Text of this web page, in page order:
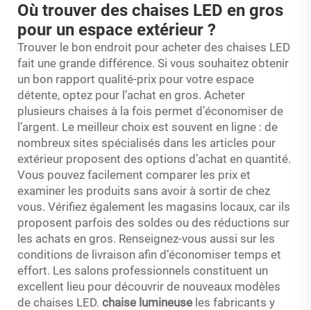
Où trouver des chaises LED en gros
pour un espace extérieur ?
Trouver le bon endroit pour acheter des chaises LED
fait une grande différence. Si vous souhaitez obtenir
un bon rapport qualité-prix pour votre espace
détente, optez pour l’achat en gros. Acheter
plusieurs chaises à la fois permet d’économiser de
l’argent. Le meilleur choix est souvent en ligne : de
nombreux sites spécialisés dans les articles pour
extérieur proposent des options d’achat en quantité.
Vous pouvez facilement comparer les prix et
examiner les produits sans avoir à sortir de chez
vous. Vérifiez également les magasins locaux, car ils
proposent parfois des soldes ou des réductions sur
les achats en gros. Renseignez-vous aussi sur les
conditions de livraison afin d’économiser temps et
effort. Les salons professionnels constituent un
excellent lieu pour découvrir de nouveaux modèles
de chaises LED. chaise lumineuse les fabricants y